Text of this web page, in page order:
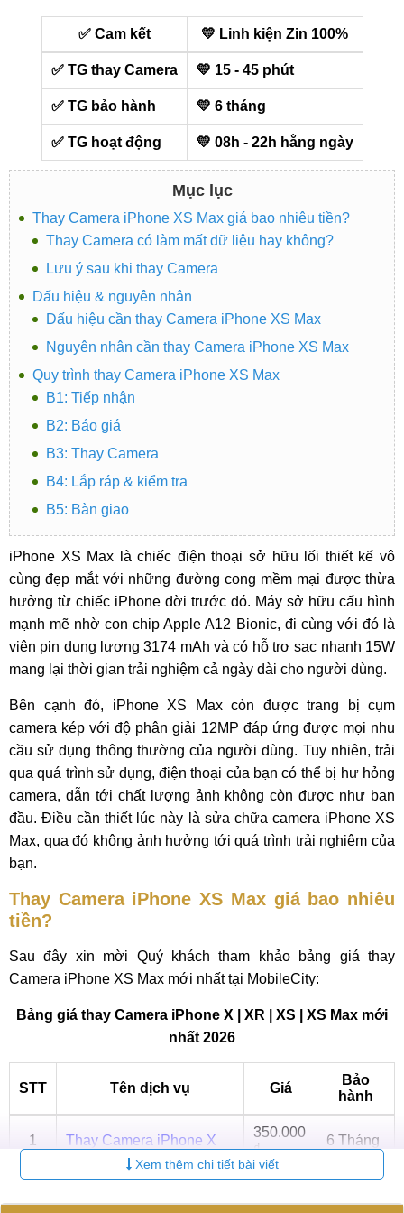
✅ Cam kết 💛 Linh kiện Zin 100%
✅ TG thay Camera 💛 15 - 45 phút
✅ TG bảo hành 💛 6 tháng
✅ TG hoạt động 💛 08h - 22h hằng ngày
Mục lục
Thay Camera iPhone XS Max giá bao nhiêu tiền?
Thay Camera có làm mất dữ liệu hay không?
Lưu ý sau khi thay Camera
Dấu hiệu & nguyên nhân
Dấu hiệu cần thay Camera iPhone XS Max
Nguyên nhân cần thay Camera iPhone XS Max
Quy trình thay Camera iPhone XS Max
B1: Tiếp nhận
B2: Báo giá
B3: Thay Camera
B4: Lắp ráp & kiểm tra
B5: Bàn giao
iPhone XS Max là chiếc điện thoại sở hữu lối thiết kế vô
cùng đẹp mắt với những đường cong mềm mại được thừa
hưởng từ chiếc iPhone đời trước đó. Máy sở hữu cấu hình
mạnh mẽ nhờ con chip Apple A12 Bionic, đi cùng với đó là
viên pin dung lượng 3174 mAh và có hỗ trợ sạc nhanh 15W
mang lại thời gian trải nghiệm cả ngày dài cho người dùng.
Bên cạnh đó, iPhone XS Max còn được trang bị cụm
camera kép với độ phân giải 12MP đáp ứng được mọi nhu
cầu sử dụng thông thường của người dùng. Tuy nhiên, trải
qua quá trình sử dụng, điện thoại của bạn có thể bị hư hỏng
camera, dẫn tới chất lượng ảnh không còn được như ban
đầu. Điều cần thiết lúc này là sửa chữa camera iPhone XS
Max, qua đó không ảnh hưởng tới quá trình trải nghiệm của
bạn.
Thay Camera iPhone XS Max giá bao nhiêu
tiền?
Sau đây xin mời Quý khách tham khảo bảng giá thay
Camera iPhone XS Max mới nhất tại MobileCity:
Bảng giá thay Camera iPhone X | XR | XS | XS Max mới
nhất 2026
STT Tên dịch vụ Giá
Bảo
hành
1 Thay Camera iPhone X
350.000
₫
6 Tháng
300.000
₫
Xem thêm chi tiết bài viết